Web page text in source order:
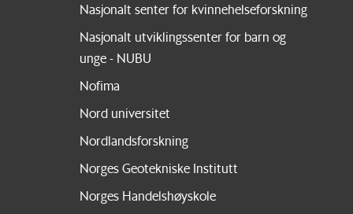
Nasjonalt senter for kvinnehelseforskning
Nasjonalt utviklingssenter for barn og
unge - NUBU
Nofima
Nord universitet
Nordlandsforskning
Norges Geotekniske Institutt
Norges Handelshøyskole